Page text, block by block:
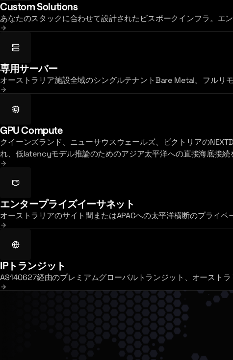
Custom Solutions
あなたのスタックに合わせて設計されたビスポークインフラ。エ
専用サーバー
オーストラリア施設全域のシングルテナントBare Metal。フルリ
GPU Compute
クイーンズランド、ニューサウスウェールズ、ビクトリアの
れ、低latencyモデル推論のためのアジア太平洋への直接海底接続
エンタープライズイーサネット
オーストラリアのサイト間またはAPACへの太平洋横断のプライ
IPトランジット
AS140627経由のプレミアムグローバルトランジット、オーストラ